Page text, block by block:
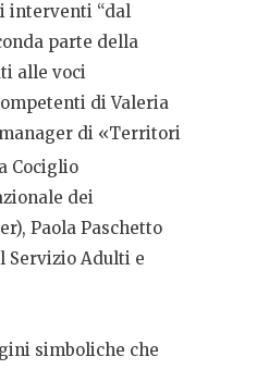
interventi “dal
parte della
alle voci
di Valeria
di «Territori
Cociglio
dei
Paola Paschetto
Servizio Adulti e
simboliche che